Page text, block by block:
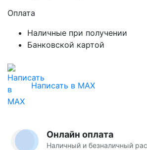
Оплата
Наличные при получении
Банковской картой
Написать в MAX
Онлайн оплата
Наличный и безналичный